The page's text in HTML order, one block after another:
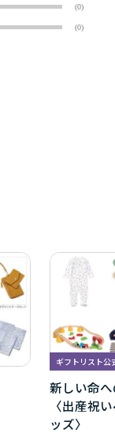
(0)
(0)
ギフトリスト公
新しい命
〈出産祝
ッズ〉